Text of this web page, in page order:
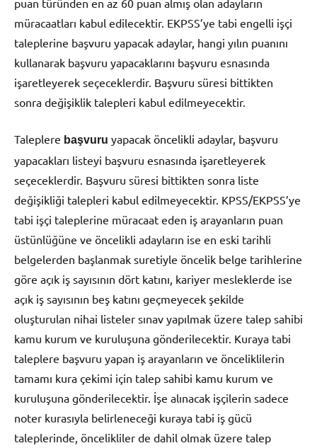
puan türünden en az 60 puan almış olan adayların
müracaatları kabul edilecektir. EKPSS’ye tabi engelli işçi
taleplerine başvuru yapacak adaylar, hangi yılın puanını
kullanarak başvuru yapacaklarını başvuru esnasında
işaretleyerek seçeceklerdir. Başvuru süresi bittikten
sonra değişiklik talepleri kabul edilmeyecektir.
Taleplere başvuru yapacak öncelikli adaylar, başvuru
yapacakları listeyi başvuru esnasında işaretleyerek
seçeceklerdir. Başvuru süresi bittikten sonra liste
değişikliği talepleri kabul edilmeyecektir. KPSS/EKPSS’ye
tabi işçi taleplerine müracaat eden iş arayanların puan
üstünlüğüne ve öncelikli adayların ise en eski tarihli
belgelerden başlanmak suretiyle öncelik belge tarihlerine
göre açık iş sayısının dört katını, kariyer mesleklerde ise
açık iş sayısının beş katını geçmeyecek şekilde
oluşturulan nihai listeler sınav yapılmak üzere talep sahibi
kamu kurum ve kuruluşuna gönderilecektir. Kuraya tabi
taleplere başvuru yapan iş arayanların ve önceliklilerin
tamamı kura çekimi için talep sahibi kamu kurum ve
kuruluşuna gönderilecektir. İşe alınacak işçilerin sadece
noter kurasıyla belirleneceği kuraya tabi iş gücü
taleplerinde, öncelikliler de dahil olmak üzere talep